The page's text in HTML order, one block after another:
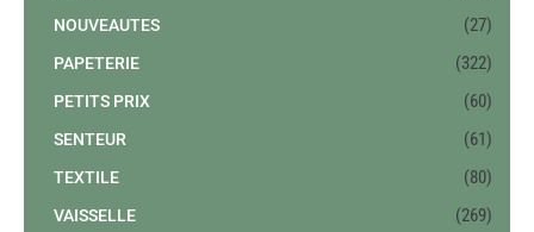
NOUVEAUTES (27)
PAPETERIE (322)
PETITS PRIX (60)
SENTEUR (61)
TEXTILE (80)
VAISSELLE (269)